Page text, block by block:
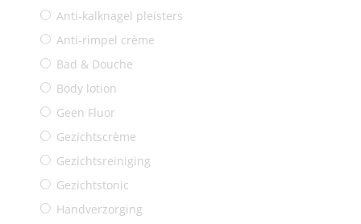
Anti-kalknagel pleisters
Anti-rimpel crème
Bad & Douche
Body lotion
Geen Fluor
Gezichtscrème
Gezichtsreiniging
Gezichtstonic
Handverzorging